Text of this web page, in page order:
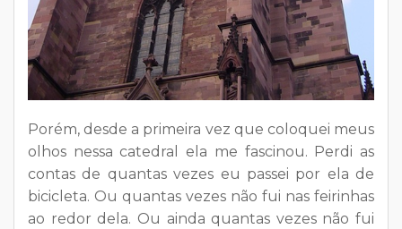
Porém, desde a primeira vez que coloquei meus
olhos nessa catedral ela me fascinou. Perdi as
contas de quantas vezes eu passei por ela de
bicicleta. Ou quantas vezes não fui nas feirinhas
ao redor dela. Ou ainda quantas vezes não fui